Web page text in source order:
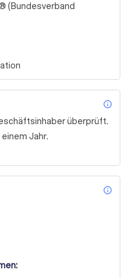
(Bundesverband
überprüft.
Jahr.